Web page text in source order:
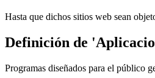
Hasta que dichos sitios web sean
Definición de
Programas diseñados para el público